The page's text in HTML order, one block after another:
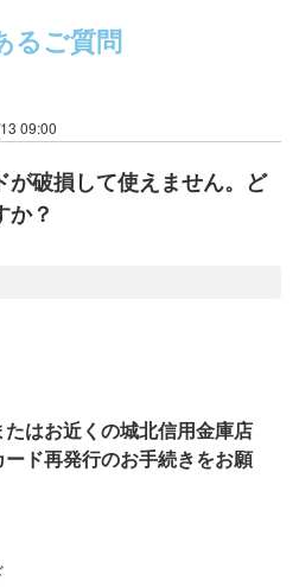
るご質問
09:00
が破損して使えません。ど
か？
はお近くの城北信用金庫店
ド再発行のお手続きをお願